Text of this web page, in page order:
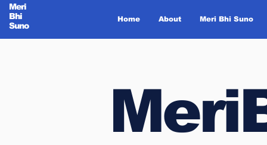
Meri
Bhi
Suno
Home About Meri Bhi Suno